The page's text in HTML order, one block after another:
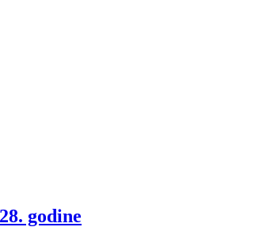
godine